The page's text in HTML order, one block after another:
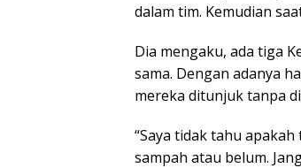
dalam tim. Kemudian
Dia mengaku, ada tiga
sama. Dengan adanya
mereka ditunjuk tanpa
“Saya tidak tahu
sampah atau belum.